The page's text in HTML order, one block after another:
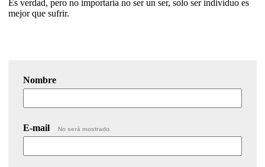
Es verdad, pero no importaria no ser un ser, solo ser individuo es
mejor que sufrir.
Nombre
E-mail No será mostrado.